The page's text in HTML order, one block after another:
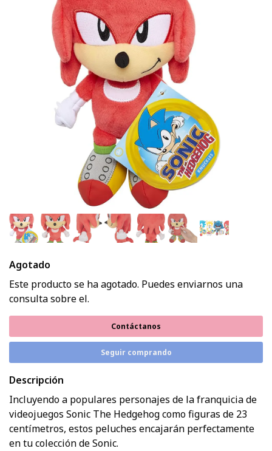
Agotado
Este producto se ha agotado. Puedes enviarnos una
consulta sobre el.
Contáctanos
Seguir comprando
Descripción
Incluyendo a populares personajes de la franquicia de
videojuegos Sonic The Hedgehog como figuras de 23
centímetros, estos peluches encajarán perfectamente
en tu colección de Sonic.